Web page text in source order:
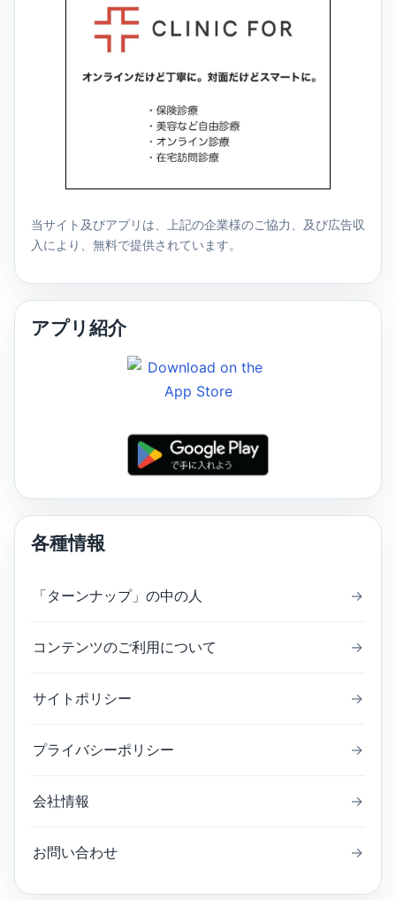
当サイト及びアプリは、上記の企業様のご協力、及び広告収
入により、無料で提供されています。
アプリ紹介
各種情報
「ターンナップ」の中の人 →
コンテンツのご利用について →
サイトポリシー →
プライバシーポリシー →
会社情報 →
お問い合わせ →